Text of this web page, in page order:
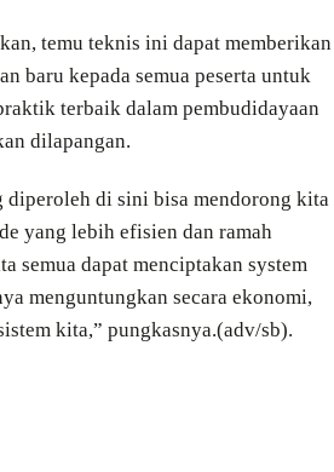
temu teknis ini dapat memberikan
baru kepada semua peserta untuk
terbaik dalam pembudidayaan
dilapangan.
diperoleh di sini bisa mendorong kita
yang lebih efisien dan ramah
semua dapat menciptakan system
menguntungkan secara ekonomi,
kita,” pungkasnya.(adv/sb).